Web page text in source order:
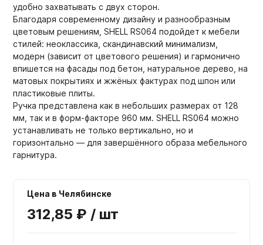
удобно захватывать с двух сторон.
Благодаря современному дизайну и разнообразным
цветовым решениям, SHELL RS064 подойдет к мебели
стилей: неоклассика, скандинавский минимализм,
модерн (зависит от цветового решения) и гармонично
впишется на фасады под бетон, натуральное дерево, на
матовых покрытиях и жжёных фактурах под шпон или
пластиковые плиты.
Ручка представлена как в небольших размерах от 128
мм, так и в форм-факторе 960 мм. SHELL RS064 можно
устанавливать не только вертикально, но и
горизонтально — для завершённого образа мебельного
гарнитура.
Цена в Челябинске
312,85 ₽ / шт